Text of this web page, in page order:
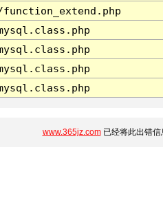
www.365jz.com已经将此出错信